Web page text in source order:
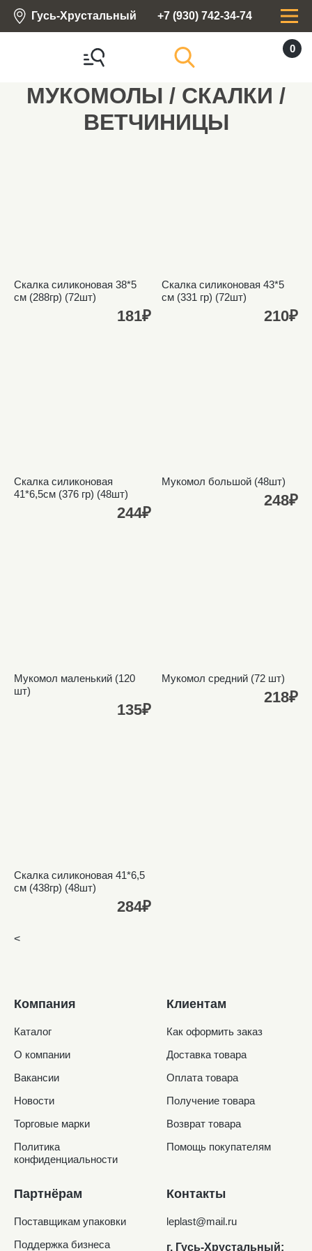
Гусь-Хрустальный +7 (930) 742-34-74
0
МУКОМОЛЫ / СКАЛКИ /
ВЕТЧИНИЦЫ
Скалка силиконовая 38*5
см (288гр) (72шт)
181₽
Скалка силиконовая 43*5
см (331 гр) (72шт)
210₽
Скалка силиконовая
41*6,5см (376 гр) (48шт)
244₽
Мукомол большой (48шт)
248₽
Мукомол маленький (120
шт)
135₽
Мукомол средний (72 шт)
218₽
Скалка силиконовая 41*6,5
см (438гр) (48шт)
284₽
<
Компания
Каталог
О компании
Вакансии
Новости
Торговые марки
Политика
конфиденциальности
Клиентам
Как оформить заказ
Доставка товара
Оплата товара
Получение товара
Возврат товара
Помощь покупателям
Партнёрам
Поставщикам упаковки
Поддержка бизнеса
Контакты
leplast@mail.ru
г. Гусь-Хрустальный: